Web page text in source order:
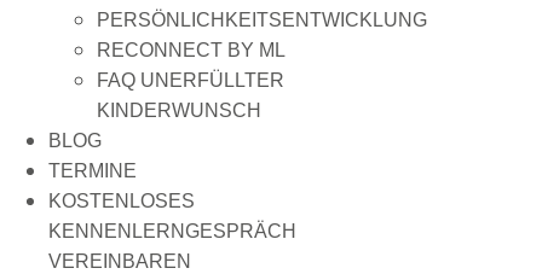
PERSÖNLICHKEITSENTWICKLUNG
RECONNECT BY ML
FAQ UNERFÜLLTER
KINDERWUNSCH
BLOG
TERMINE
KOSTENLOSES
KENNENLERNGESPRÄCH
VEREINBAREN